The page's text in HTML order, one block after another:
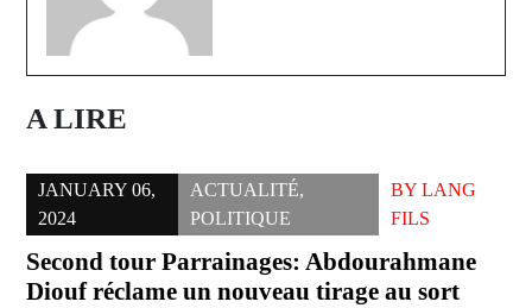
A LIRE
JANUARY 06,
2024
ACTUALITÉ,
POLITIQUE
BY LANG
FILS
Second tour Parrainages: Abdourahmane
Diouf réclame un nouveau tirage au sort